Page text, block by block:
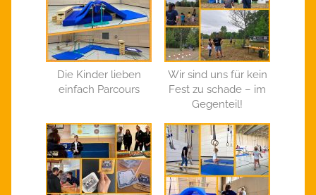
Die Kinder lieben
einfach Parcours
Wir sind uns für kein
Fest zu schade – im
Gegenteil!